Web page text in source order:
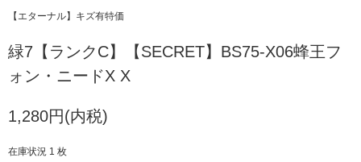
【エターナル】キズ有特価
緑7【ランクC】【SECRET】BS75-X06蜂王フ
ォン・ニードX X
1,280円(内税)
在庫状況 1 枚